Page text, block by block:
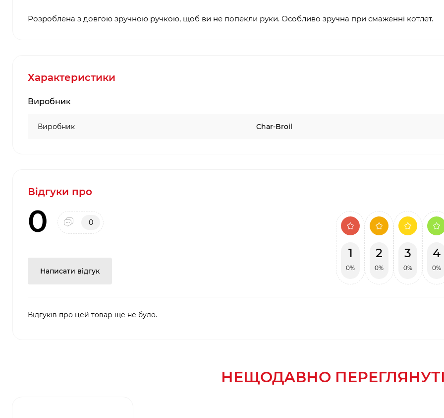
Розроблена з довгою зручною ручкою, щоб ви не попекли руки. Особливо зручна при смаженні котлет.
Характеристики
Виробник
Виробник Char-Broil
Відгуки про
0 0
Написати відгук
1
0%
2
0%
3
0%
4
0%
Відгуків про цей товар ще не було.
НЕЩОДАВНО